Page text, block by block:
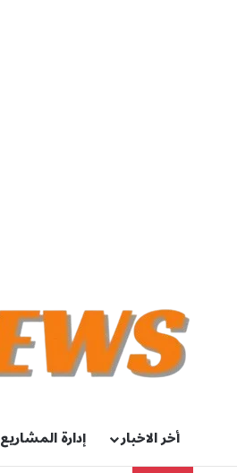
أخر الاخبار إدارة المشاريع